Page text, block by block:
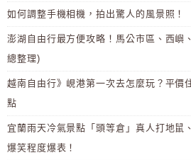
如何調整手機相機，拍出驚人的風景照！
澎湖自由行最方便攻略！馬公市區、西嶼
總整理)
越南自由行》峴港第一次去怎麼玩？平價
點
宜蘭雨天冷氣景點「頭等倉」真人打地鼠
爆笑程度爆表！